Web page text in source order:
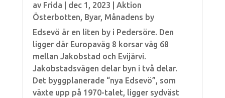
av Frida dec 1, 2023
Aktion
Österbotten, Byar, Månadens by
Edsevö är en liten by i Pedersöre. Den
ligger där Europaväg 8 korsar väg 68
mellan Jakobstad och Evijärvi.
Jakobstadsvägen delar byn i två delar.
Det byggplanerade “nya Edsevö”, som
växte upp på 1970-talet, ligger sydväst